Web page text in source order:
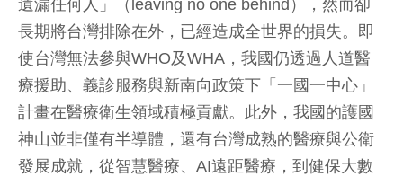
遺漏任何人」（leaving no one behind），然而卻
長期將台灣排除在外，已經造成全世界的損失。即
使台灣無法參與WHO及WHA，我國仍透過人道醫
療援助、義診服務與新南向政策下「一國一中心」
計畫在醫療衛生領域積極貢獻。此外，我國的護國
神山並非僅有半導體，還有台灣成熟的醫療與公衛
發展成就，從智慧醫療、AI遠距醫療，到健保大數